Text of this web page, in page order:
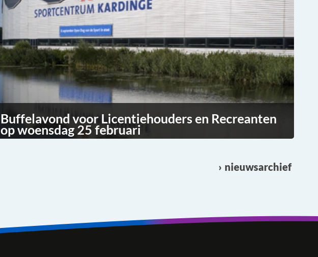
Buffelavond voor Licentiehouders en Recreanten
op woensdag 25 februari
nieuwsarchief